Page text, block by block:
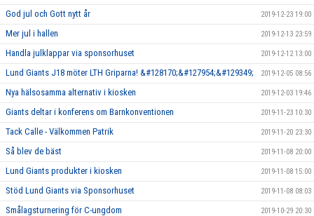
God jul och Gott nytt år 2019-12-23 19:00
Mer jul i hallen 2019-12-13 23:59
Handla julklappar via sponsorhuset 2019-12-12 13:00
Lund Giants J18 möter LTH Griparna! &#128170;&#127954;&#129349; 2019-12-05 08:56
Nya hälsosamma alternativ i kiosken 2019-12-03 19:46
Giants deltar i konferens om Barnkonventionen 2019-11-23 10:30
Tack Calle - Välkommen Patrik 2019-11-20 23:30
Så blev de bäst 2019-11-08 20:00
Lund Giants produkter i kiosken 2019-11-08 15:00
Stöd Lund Giants via Sponsorhuset 2019-11-08 08:03
Smålagsturnering för C-ungdom 2019-10-29 20:30